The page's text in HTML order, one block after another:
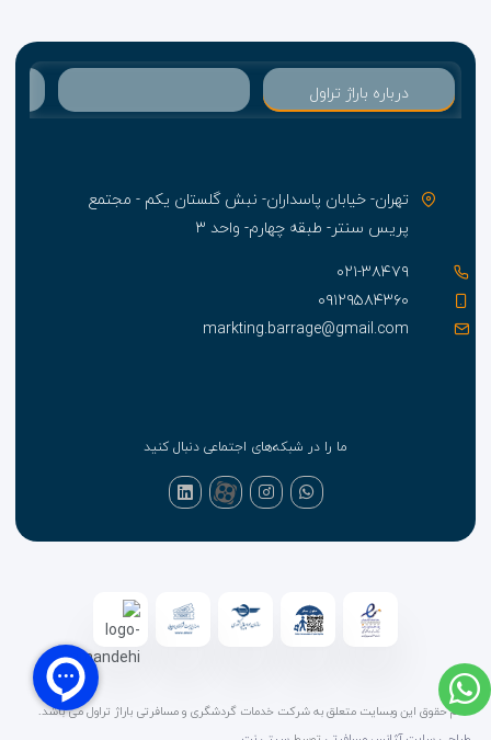
درباره باراژ تراول
تهران- خیابان پاسداران- نبش گلستان یکم - مجتمع
پریس سنتر- طبقه چهارم- واحد ۳
۰۲۱-۳۸۴۷۹
۰۹۱۲۹۵۸۴۳۶۰
markting.barrage@gmail.com
ما را در شبکه‌های اجتماعی دنبال کنید
تمام حقوق این وبسایت متعلق به شرکت خدمات گردشگری و مسافرتی باراژ تراول می باشد.